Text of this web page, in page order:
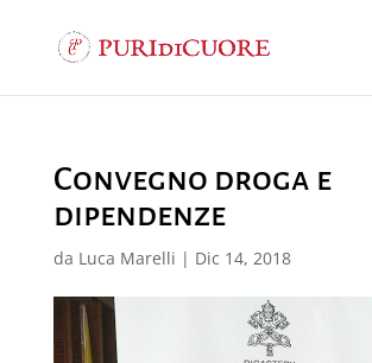
Convegno droga e
dipendenze
da Luca Marelli | Dic 14, 2018